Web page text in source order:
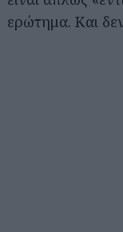
ερώτημα. Και